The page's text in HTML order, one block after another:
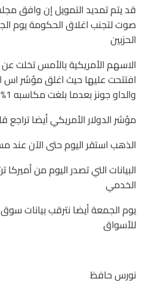
صوت لتجنب اغلاق الحكومة يوم
الحزبين
الاسهم الأمريكية بالأمس تخلت
والداو جونز بعدما بلغت مكاسبه 1% تخلى عنها ليغلق عند 0.24%
مؤشر الدولار الأمريكي أيضا تراجع
الذهب استقر اليوم حتى الآن عند مستويات الـ
الخدمي
يوم الجمعة أيضا نترقب بيانات
للأسواق
نورس حافظ